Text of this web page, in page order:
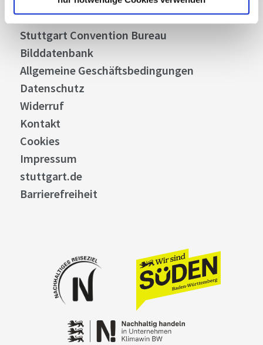
Business
Stuttgart Convention Bureau
Bilddatenbank
Allgemeine Geschäftsbedingungen
Datenschutz
Widerruf
Kontakt
Cookies
Impressum
stuttgart.de
Barrierefreiheit